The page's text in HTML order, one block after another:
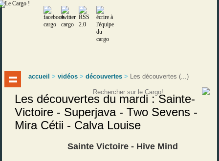
accueil >vidéos >découvertes > Les découvertes (...)
Les découvertes du mardi : Sainte-
Victoire - Superjava - Two Sevens -
Mira Cétii - Calva Louise
Sainte Victoire - Hive Mind